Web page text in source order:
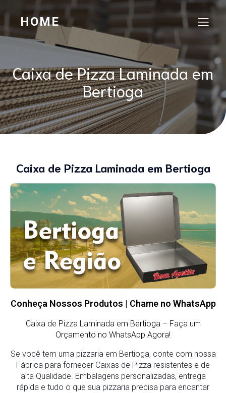
HOME
Caixa de Pizza Laminada em
Bertioga
Caixa de Pizza Laminada em Bertioga
Conheça Nossos Produtos | Chame no WhatsApp
Caixa de Pizza Laminada em Bertioga – Faça um
Orçamento no WhatsApp Agora!
Se você tem uma pizzaria em Bertioga, conte com nossa
Fábrica para fornecer Caixas de Pizza resistentes e de
alta Qualidade. Embalagens personalizadas, entrega
rápida e tudo o que sua pizzaria precisa para encantar